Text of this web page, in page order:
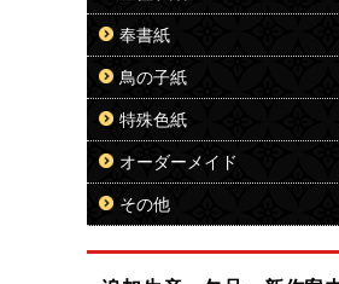
奉書紙
鳥の子紙
特殊色紙
オーダーメイド
その他